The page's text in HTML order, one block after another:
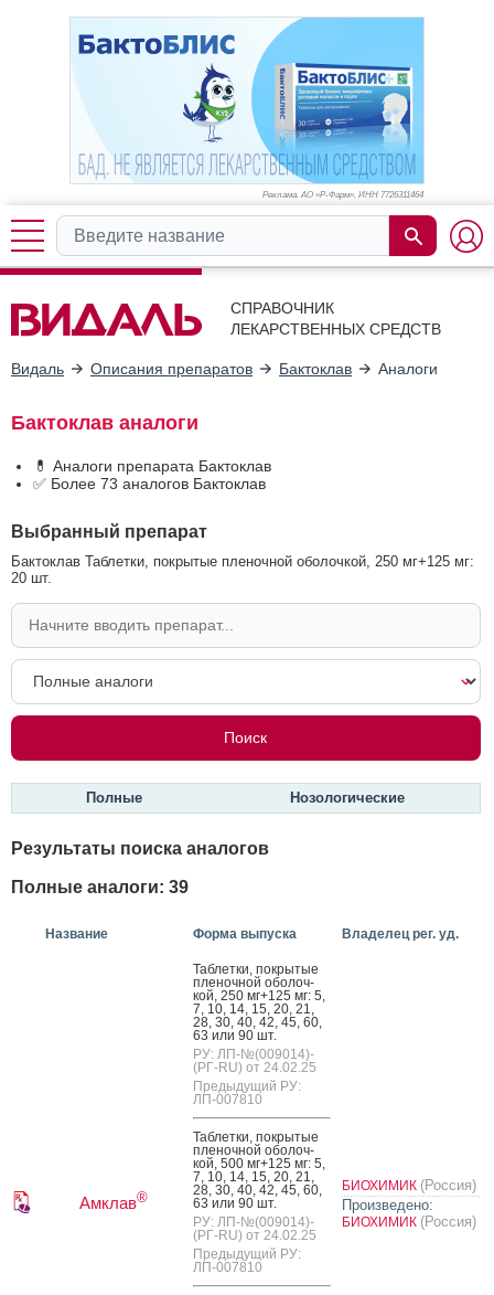
Реклама. АО «Р-Фарм», ИНН 7726311464
СПРАВОЧНИК
ЛЕКАРСТВЕННЫХ СРЕДСТВ
Видаль Описания препаратов Бактоклав Аналоги
Бактоклав аналоги
💊 Аналоги препарата Бактоклав
✅ Более 73 аналогов Бактоклав
Выбранный препарат
Бактоклав Таблетки, покрытые пленочной оболочкой, 250 мг+125 мг:
20 шт.
Полные Нозологические
Результаты поиска аналогов
Полные аналоги: 39
Название Форма выпуска Владелец рег. уд.
Амклав®
Таб­летки, пок­ры­тые
пле­ноч­ной обо­лоч­
кой, 250 мг+125 мг: 5,
7, 10, 14, 15, 20, 21,
28, 30, 40, 42, 45, 60,
63 или 90 шт.
РУ: ЛП-№(009014)-
(РГ-RU) от 24.02.25
Предыдущий РУ:
ЛП-007810
Таб­летки, пок­ры­тые
пле­ноч­ной обо­лоч­
кой, 500 мг+125 мг: 5,
7, 10, 14, 15, 20, 21,
28, 30, 40, 42, 45, 60,
63 или 90 шт.
РУ: ЛП-№(009014)-
(РГ-RU) от 24.02.25
Предыдущий РУ:
ЛП-007810
БИОХИМИК (Россия)
Произведено:
БИОХИМИК (Россия)